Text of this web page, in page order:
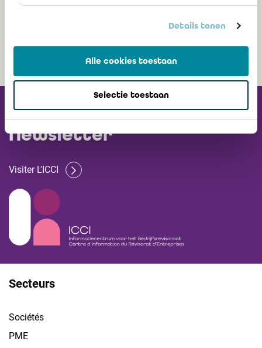
Details tonen
Alle cookies toestaan
Selectie toestaan
Recevez notre
Newsletter
Visiter L'ICCI
Secteurs
Sociétés
PME